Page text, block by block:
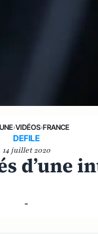
›VIDÉOS›FRANCE
DEFILE
14 juillet 2020
d’une
-